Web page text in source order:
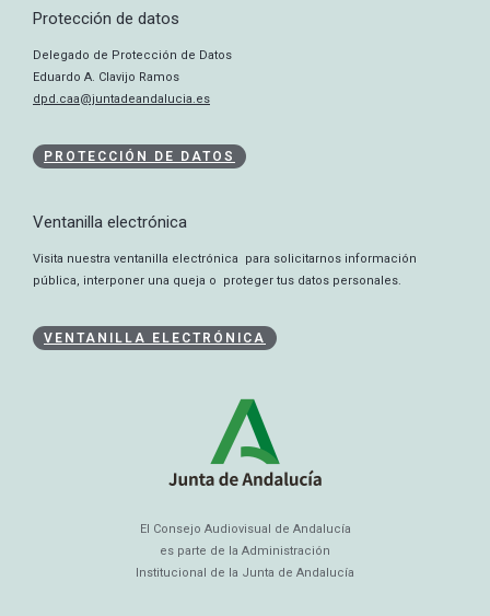
Protección de datos
Delegado de Protección de Datos
Eduardo A. Clavijo Ramos
dpd.caa@juntadeandalucia.es
PROTECCIÓN DE DATOS
Ventanilla electrónica
Visita nuestra ventanilla electrónica para solicitarnos información
pública, interponer una queja o proteger tus datos personales.
VENTANILLA ELECTRÓNICA
El Consejo Audiovisual de Andalucía
es parte de la Administración
Institucional de la Junta de Andalucía